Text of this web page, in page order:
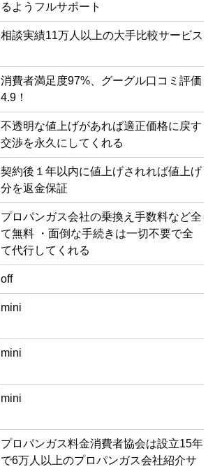
るようフルサポート
相談実績11万人以上の大手比較サービス
消費者満足度97%、グーグル口コミ評価
4.9！
不透明な値上げがあれば適正価格に戻す
交渉を永久にしてくれる
契約後１年以内に値上げされれば値上げ
分を返金保証
プロパンガス会社の乗換え手数料など全
て無料 ・面倒な手続きは一切不要で全
て代行してくれる
off
mini
mini
mini
プロパンガス料金消費者協会は設立15年
で6万人以上のプロパンガス会社紹介サ